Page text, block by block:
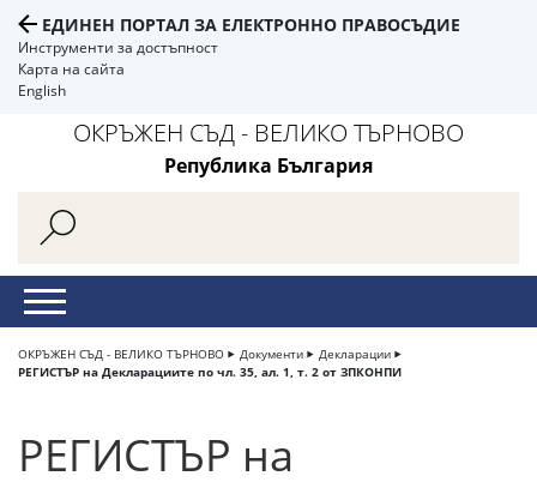
ЕДИНЕН ПОРТАЛ ЗА ЕЛЕКТРОННО ПРАВОСЪДИЕ
Инструменти за достъпност
Карта на сайта
English
ОКРЪЖЕН СЪД - ВЕЛИКО ТЪРНОВО
Република България
ОКРЪЖЕН СЪД - ВЕЛИКО ТЪРНОВО Документи
Декларации
РЕГИСТЪР на Декларациите по чл. 35, ал. 1, т. 2 от ЗПКОНПИ
РЕГИСТЪР на